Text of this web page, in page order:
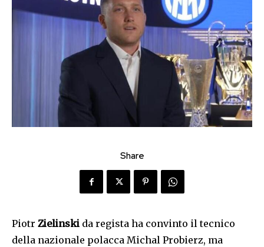
Share
Piotr Zielinski da regista ha convinto il tecnico
della nazionale polacca Michal Probierz, ma